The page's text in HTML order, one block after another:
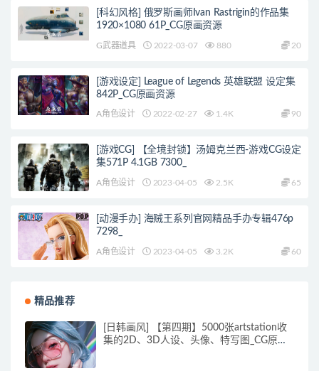
[科幻风格] 俄罗斯画师Ivan Rastrigin的作品集
1920×1080 61P_CG原画资源
G武器道具 2022-03-07 880 20
[游戏设定] League of Legends 英雄联盟 设定集
842P_CG原画资源
A角色设计 2022-02-27 1.4K 90
[游戏CG] 【全境封锁】汤姆克兰西-游戏CG设定
集571P 4.1GB 7300_
A角色设计 2023-04-05 2.5K 65
[动漫手办] 海贼王系列官网精品手办专辑476p
7298_
A角色设计 2023-04-05 3.2K 60
精品推荐
[日韩画风] 【第四期】5000张artstation收
集的2D、3D人设、头像、特写图_CG原画